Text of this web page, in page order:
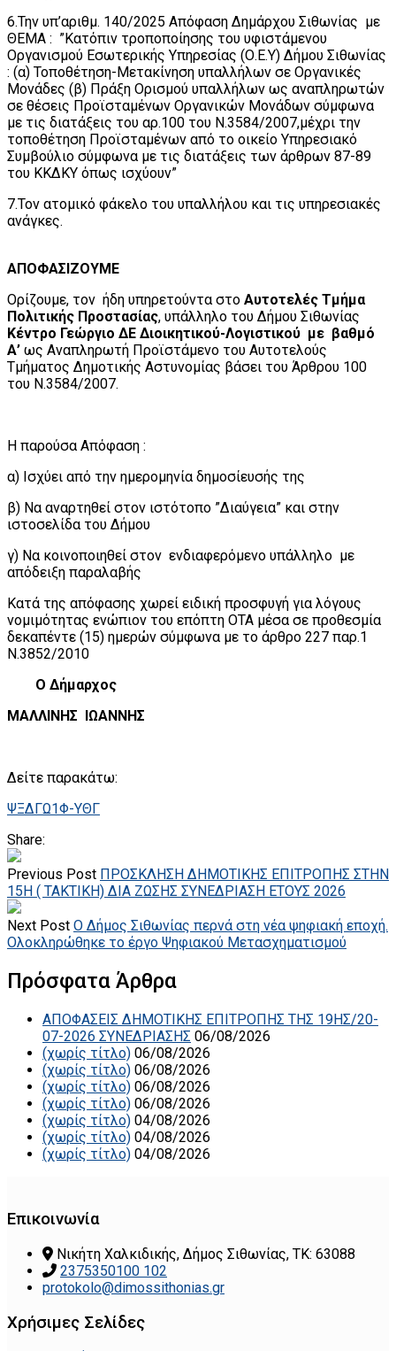
6.Την υπ’αριθμ. 140/2025 Απόφαση Δημάρχου Σιθωνίας με
ΘΕΜΑ : ”Κατόπιν τροποποίησης του υφιστάμενου
Οργανισμού Εσωτερικής Υπηρεσίας (Ο.Ε.Υ) Δήμου Σιθωνίας
: (α) Τοποθέτηση-Μετακίνηση υπαλλήλων σε Οργανικές
Μονάδες (β) Πράξη Ορισμού υπαλλήλων ως αναπληρωτών
σε θέσεις Προϊσταμένων Οργανικών Μονάδων σύμφωνα
με τις διατάξεις του αρ.100 του Ν.3584/2007,μέχρι την
τοποθέτηση Προϊσταμένων από το οικείο Υπηρεσιακό
Συμβούλιο σύμφωνα με τις διατάξεις των άρθρων 87-89
του ΚΚΔΚΥ όπως ισχύουν”
7.Τον ατομικό φάκελο του υπαλλήλου και τις υπηρεσιακές
ανάγκες.
ΑΠΟΦΑΣΙΖΟΥΜΕ
Ορίζουμε, τον ήδη υπηρετούντα στο Αυτοτελές Τμήμα
Πολιτικής Προστασίας, υπάλληλο του Δήμου Σιθωνίας
Κέντρο Γεώργιο ΔΕ Διοικητικού-Λογιστικού με βαθμό
Α’ ως Αναπληρωτή Προϊστάμενο του Αυτοτελούς
Τμήματος Δημοτικής Αστυνομίας βάσει του Άρθρου 100
του Ν.3584/2007.
Η παρούσα Απόφαση :
α) Ισχύει από την ημερομηνία δημοσίευσής της
β) Να αναρτηθεί στον ιστότοπο ”Διαύγεια” και στην
ιστοσελίδα του Δήμου
γ) Να κοινοποιηθεί στον ενδιαφερόμενο υπάλληλο με
απόδειξη παραλαβής
Κατά της απόφασης χωρεί ειδική προσφυγή για λόγους
νομιμότητας ενώπιον του επόπτη ΟΤΑ μέσα σε προθεσμία
δεκαπέντε (15) ημερών σύμφωνα με το άρθρο 227 παρ.1
Ν.3852/2010
Ο Δήμαρχος
ΜΑΛΛΙΝΗΣ ΙΩΑΝΝΗΣ
Δείτε παρακάτω:
ΨΞΔΓΩ1Φ-ΥΘΓ
Share:
Previous Post ΠΡΟΣΚΛΗΣΗ ΔΗΜΟΤΙΚΗΣ ΕΠΙΤΡΟΠΗΣ ΣΤΗΝ
15Η ( ΤΑΚΤΙΚΗ) ΔΙΑ ΖΩΣΗΣ ΣΥΝΕΔΡΙΑΣΗ ΕΤΟΥΣ 2026
Next Post Ο Δήμος Σιθωνίας περνά στη νέα ψηφιακή εποχή.
Ολοκληρώθηκε το έργο Ψηφιακού Μετασχηματισμού
Πρόσφατα Άρθρα
ΑΠΟΦΑΣΕΙΣ ΔΗΜΟΤΙΚΗΣ ΕΠΙΤΡΟΠΗΣ ΤΗΣ 19ΗΣ/20-
07-2026 ΣΥΝΕΔΡΙΑΣΗΣ 06/08/2026
(χωρίς τίτλο) 06/08/2026
(χωρίς τίτλο) 06/08/2026
(χωρίς τίτλο) 06/08/2026
(χωρίς τίτλο) 06/08/2026
(χωρίς τίτλο) 04/08/2026
(χωρίς τίτλο) 04/08/2026
(χωρίς τίτλο) 04/08/2026
Επικοινωνία
Νικήτη Χαλκιδικής, Δήμος Σιθωνίας, ΤΚ: 63088
2375350100 102
protokolo@dimossithonias.gr
Χρήσιμες Σελίδες